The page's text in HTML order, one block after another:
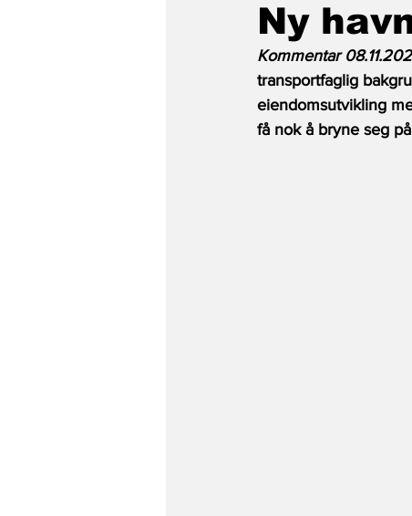
Ny
Kommentar
transportfaglig
eiendomsutvikling
få nok å bryne seg